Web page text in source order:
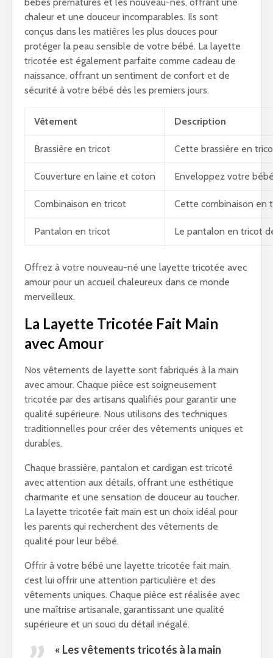
chaleur et une douceur incomparables. Ils sont
conçus dans les matières les plus douces pour
protéger la peau sensible de votre bébé. La layette
tricotée est également parfaite comme cadeau de
naissance, offrant un sentiment de confort et de
sécurité à votre bébé dès les premiers jours.
Vêtement Description
Brassière en tricot Cette brassière en
Couverture en laine et coton Enveloppez votre
Combinaison en tricot Cette combinaison en
Pantalon en tricot Le pantalon en tricot
Offrez à votre nouveau-né une layette tricotée avec
amour pour un accueil chaleureux dans ce monde
merveilleux.
La Layette Tricotée Fait Main
avec Amour
Nos vêtements de layette sont fabriqués à la main
avec amour. Chaque pièce est soigneusement
tricotée par des artisans qualifiés pour garantir une
qualité supérieure. Nous utilisons des techniques
traditionnelles pour créer des vêtements uniques et
durables.
Chaque brassière, pantalon et cardigan est tricoté
avec attention aux détails, offrant une esthétique
charmante et une sensation de douceur au toucher.
La layette tricotée fait main est un choix idéal pour
les parents qui recherchent des vêtements de
qualité pour leur bébé.
Offrir à votre bébé une layette tricotée fait main,
c’est lui offrir une attention particulière et des
vêtements uniques. Chaque pièce est réalisée avec
une maîtrise artisanale, garantissant une qualité
supérieure et un souci du détail inégalé.
« Les vêtements tricotés à la main